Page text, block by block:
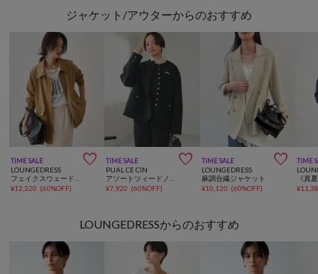
ジャケット/アウターからのおすすめ
TIME SALE 
LOUNGEDRESS
¥12,320 (60%OFF)
TIME SALE 
PUAL CE CIN
¥7,920 (60%OFF)
TIME SALE 
LOUNGEDRESS
麻調合繊ジャケット
¥10,120 (60%OFF)
TIME
¥
LOUNGEDRESSからのおすすめ